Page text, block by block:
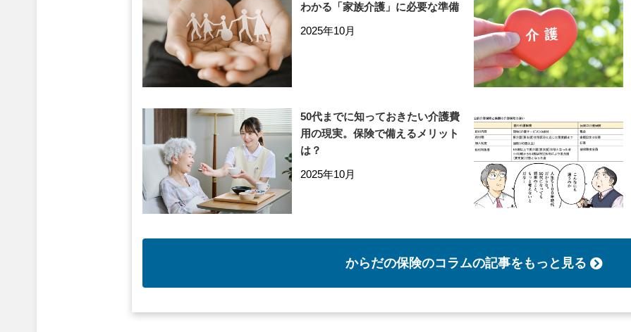
わかる「家族介護」に必要な準備
2025年10月
50代までに知っておきたい介護費
用の現実。保険で備えるメリット
は？
2025年10月
からだの保険のコラムの記事をもっと見る